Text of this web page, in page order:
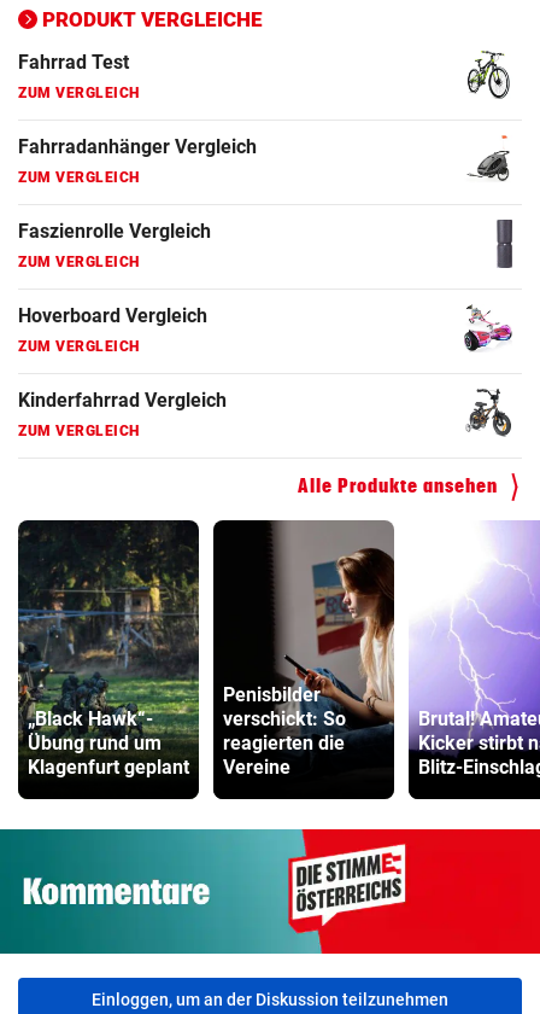
PRODUKT VERGLEICHE
Crosstrainer Vergleich
E-Bike Vergleich
ZUM VERGLEICH
Elektro-Scooter Vergleich
ZUM VERGLEICH
Ergometer Vergleich
ZUM VERGLEICH
Fahrrad Test
ZUM VERGLEICH
Fahrradanhänger Vergleich
ZUM VERGLEICH
ZUM VERGLEICH
Hoverboard Vergleich
ZUM VERGLEICH
Kinderfahrrad Vergleich
ZUM VERGLEICH
Alle Produkte ansehen
„Black Hawk“-
Übung rund um
Klagenfurt geplant
Penisbilder
verschickt: So
reagierten die
Vereine
Brutal!
Kicker stirbt
Blitz-
Einloggen, um an der Diskussion teilzunehmen